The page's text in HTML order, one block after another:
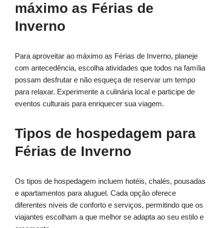
máximo as Férias de
Inverno
Para aproveitar ao máximo as Férias de Inverno, planeje
com antecedência, escolha atividades que todos na família
possam desfrutar e não esqueça de reservar um tempo
para relaxar. Experimente a culinária local e participe de
eventos culturais para enriquecer sua viagem.
Tipos de hospedagem para
Férias de Inverno
Os tipos de hospedagem incluem hotéis, chalés, pousadas
e apartamentos para aluguel. Cada opção oferece
diferentes níveis de conforto e serviços, permitindo que os
viajantes escolham a que melhor se adapta ao seu estilo e